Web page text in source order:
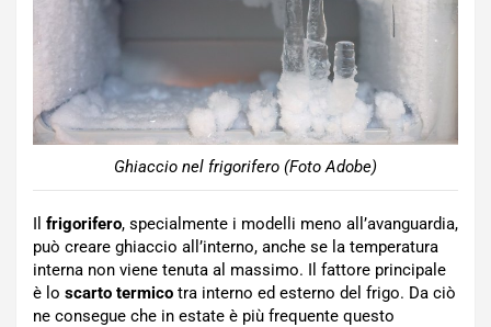
Ghiaccio nel frigorifero (Foto Adobe)
Il frigorifero, specialmente i modelli meno all’avanguardia,
può creare ghiaccio all’interno, anche se la temperatura
interna non viene tenuta al massimo. Il fattore principale
è lo scarto termico tra interno ed esterno del frigo. Da ciò
ne consegue che in estate è più frequente questo